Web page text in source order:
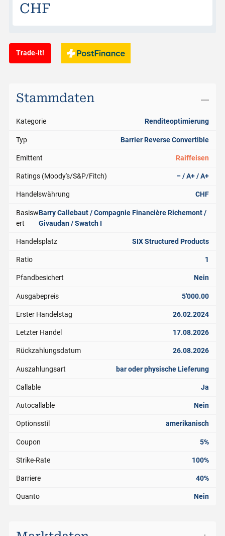
CHF
Trade-it!
Stammdaten
Kategorie Renditeoptimierung
Typ Barrier Reverse Convertible
Emittent Raiffeisen
Ratings (Moody's/S&P/Fitch) – / A+ / A+
Handelswährung CHF
Basisw
ert
Barry Callebaut / Compagnie Financière Richemont /
Givaudan / Swatch I
Handelsplatz SIX Structured Products
Ratio 1
Pfandbesichert Nein
Ausgabepreis 5'000.00
Erster Handelstag 26.02.2024
Letzter Handel 17.08.2026
Rückzahlungsdatum 26.08.2026
Auszahlungsart bar oder physische Lieferung
Callable Ja
Autocallable Nein
Optionsstil amerikanisch
Coupon 5%
Strike-Rate 100%
Barriere 40%
Quanto Nein